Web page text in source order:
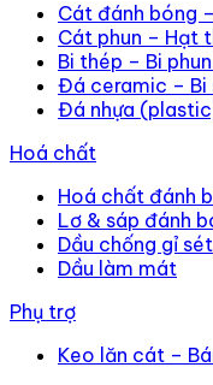
Cát đánh bóng
Cát phun – Hạt
Bi thép – Bi
Đá ceramic – Bi
Đá nhựa
Hoá chất
Hoá chất đánh
Lơ & sáp đánh
Dầu chống gỉ sét
Dầu làm mát
Phụ trợ
Keo lăn cát –